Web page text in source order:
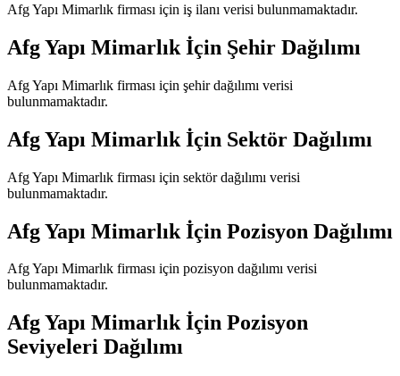
Afg Yapı Mimarlık firması için iş ilanı verisi bulunmamaktadır.
Afg Yapı Mimarlık İçin Şehir Dağılımı
Afg Yapı Mimarlık firması için şehir dağılımı verisi
bulunmamaktadır.
Afg Yapı Mimarlık İçin Sektör Dağılımı
Afg Yapı Mimarlık firması için sektör dağılımı verisi
bulunmamaktadır.
Afg Yapı Mimarlık İçin Pozisyon Dağılımı
Afg Yapı Mimarlık firması için pozisyon dağılımı verisi
bulunmamaktadır.
Afg Yapı Mimarlıkİçin Pozisyon
Seviyeleri Dağılımı